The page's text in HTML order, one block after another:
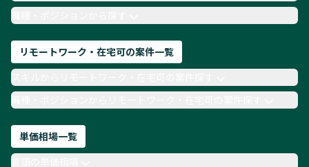
TypeScript
Laravel AWS
職種・ポジションから探す
リモートワーク・在宅可の案件一覧
職種・ポジションからリモートワーク・在宅可の案件探す
単価相場一覧